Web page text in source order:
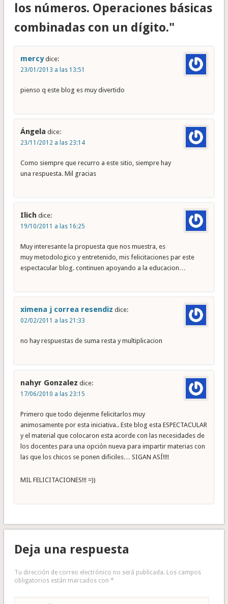
los números. Operaciones básicas
combinadas con un dígito."
mercy dice:
23/01/2013 a las 13:51
pienso q este blog es muy divertido
Ángela dice:
23/11/2012 a las 23:14
Como siempre que recurro a este sitio, siempre hay
una respuesta. Mil gracias
Ilich dice:
19/10/2011 a las 16:25
Muy interesante la propuesta que nos muestra, es
muy metodologico y entretenido, mis felicitaciones par este
espectacular blog. continuen apoyando a la educacion…
ximena j correa resendiz dice:
02/02/2011 a las 21:33
no hay respuestas de suma resta y multiplicacion
nahyr Gonzalez dice:
17/06/2010 a las 23:15
Primero que todo dejenme felicitarlos muy
animosamente por esta iniciativa.. Este blog esta ESPECTACULAR
y el material que colocaron esta acorde con las necesidades de
los docentes para una opción nueva para impartir materias con
las que los chicos se ponen dificiles… SIGAN ASÍ!!!!
MIL FELICITACIONES!!! =))
Deja una respuesta
Tu dirección de correo electrónico no será publicada. Los campos
obligatorios están marcados con *